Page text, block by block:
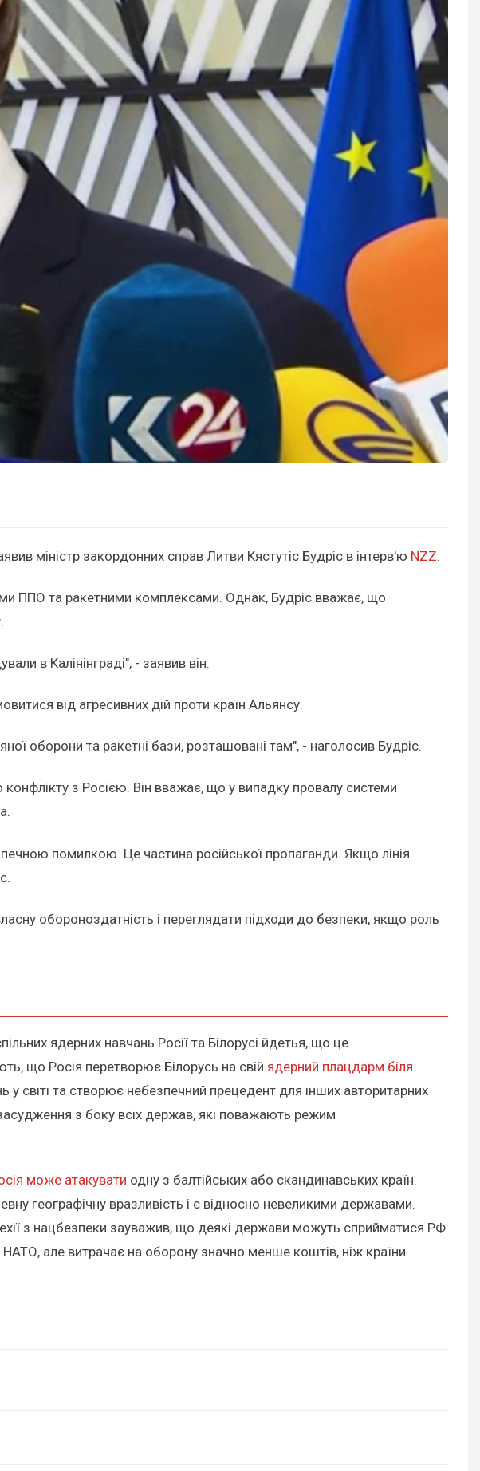
міністр закордонних справ Литви Кястутіс Будріс в інтерв'ю NZZ.
ППО та ракетними комплексами. Однак, Будріс вважає, що
в Калінінграді", - заявив він.
від агресивних дій проти країн Альянсу.
оборони та ракетні бази, розташовані там", - наголосив Будріс.
з Росією. Він вважає, що у випадку провалу системи
помилкою. Це частина російської пропаганди. Якщо лінія
обороноздатність і переглядати підходи до безпеки, якщо роль
ядерних навчань Росії та Білорусі йдетья, що це
що Росія перетворює Білорусь на свій ядерний плацдарм біля
світі та створює небезпечний прецедент для інших авторитарних
з боку всіх держав, які поважають режим
може атакувати одну з балтійських або скандинавських країн.
географічну вразливість і є відносно невеликими державами.
з нацбезпеки зауважив, що деякі держави можуть сприйматися РФ
але витрачає на оборону значно менше коштів, ніж країни